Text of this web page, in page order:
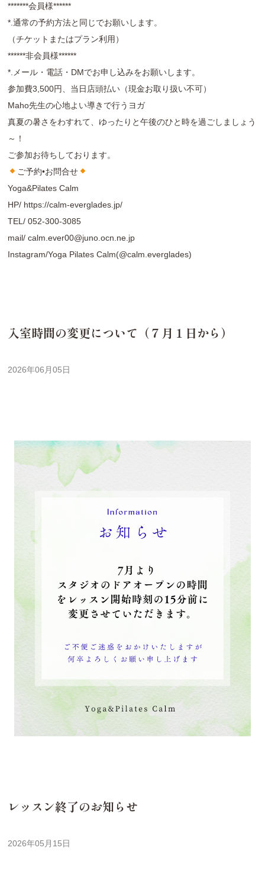
*******会員様******
*.通常の予約方法と同じでお願いします。
（チケットまたはプラン利用）
******非会員様******
*.メール・電話・DMでお申し込みをお願いします。
参加費3,500円、当日店頭払い（現金お取り扱い不可）
Maho先生の心地よい導きで行うヨガ
真夏の暑さをわすれて、ゆったりと午後のひと時を過ごしましょう
～！
ご参加お待ちしております。
ご予約•お問合せ
Yoga&Pilates Calm
HP/ https://calm-everglades.jp/
TEL/052-300-3085
mail/calm.ever00@juno.ocn.ne.jp
Instagram/Yoga Pilates Calm(@calm.everglades)
入室時間の変更について（７月１日から）
2026年06月05日
レッスン終了のお知らせ
2026年05月15日